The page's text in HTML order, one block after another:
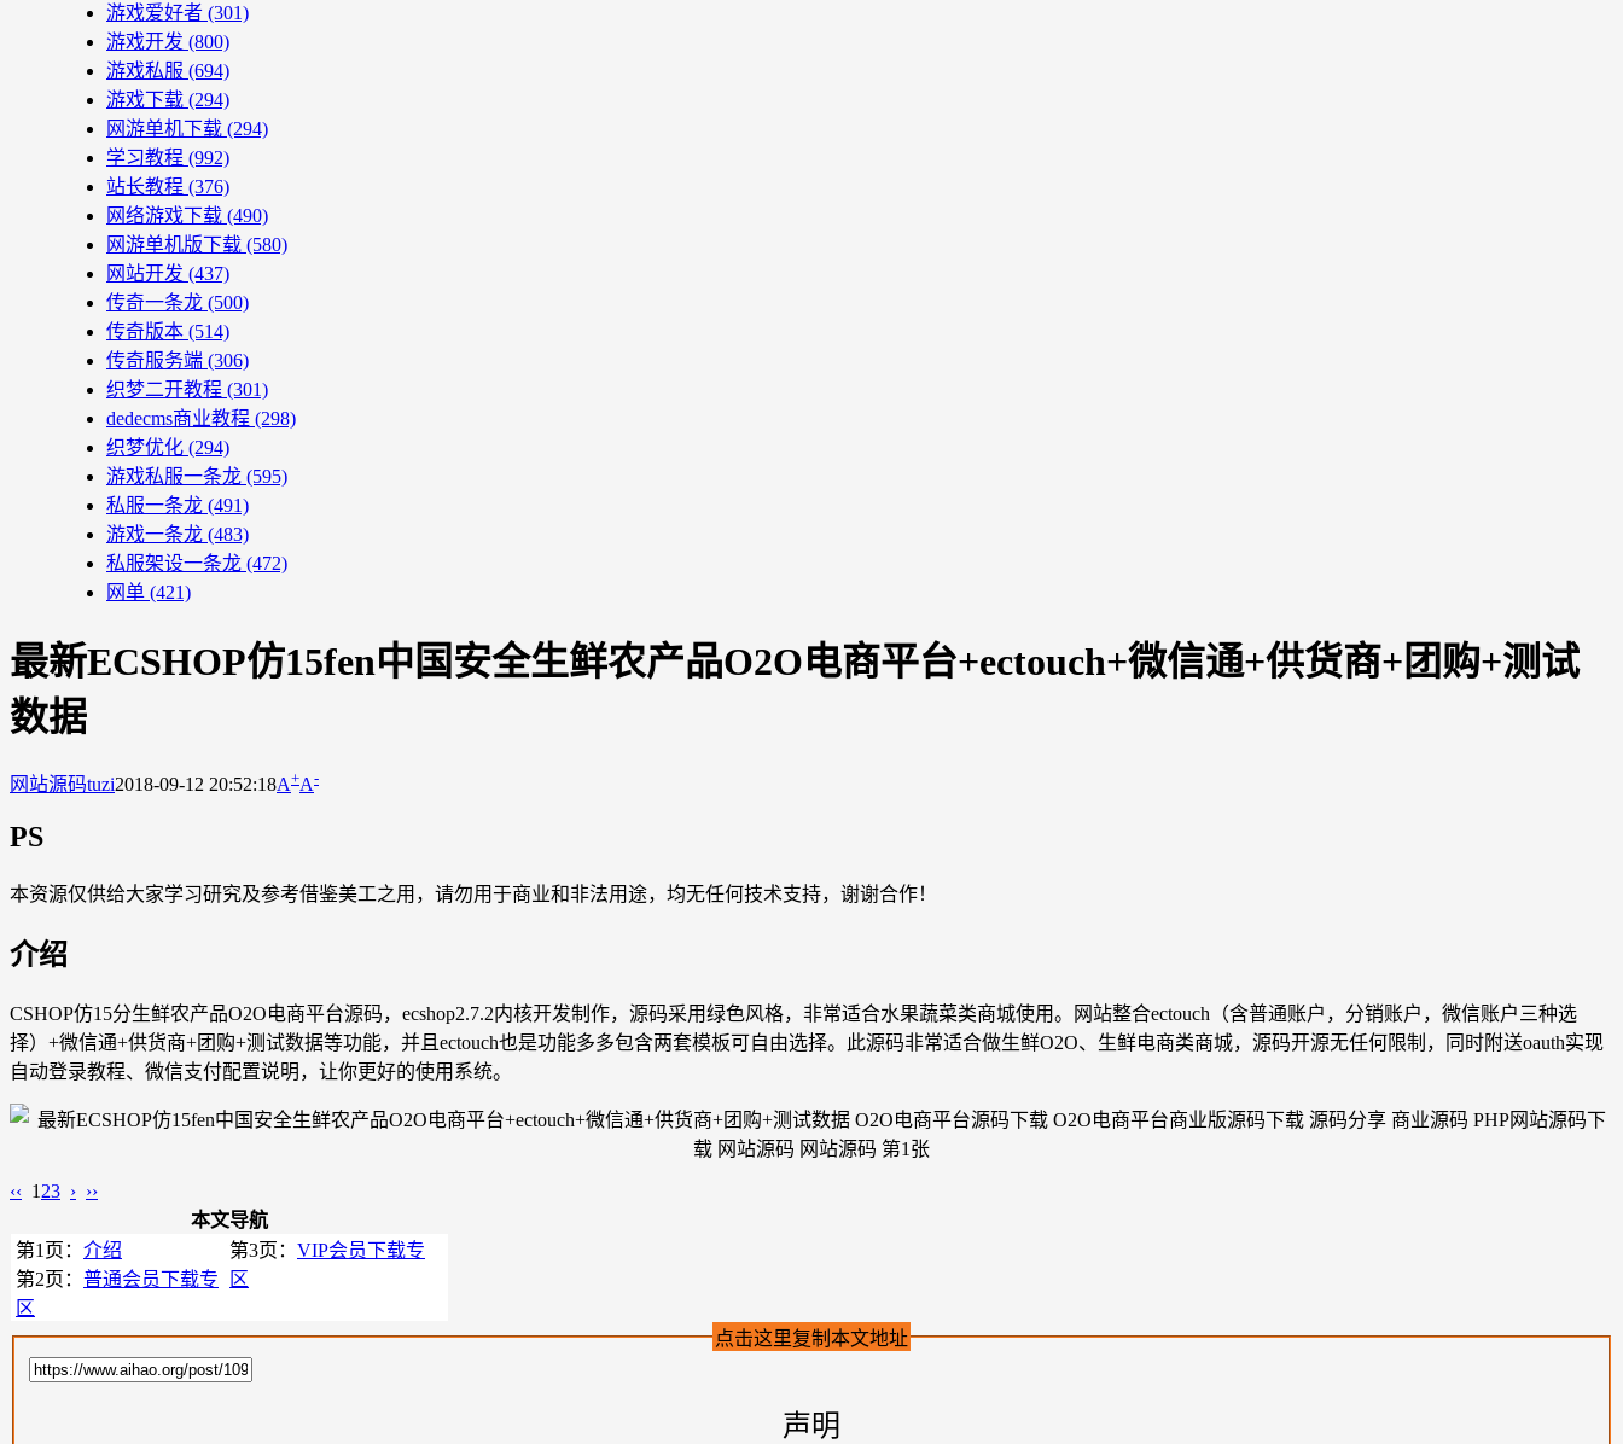
游戏爱好者 (301)
游戏开发 (800)
游戏私服 (694)
游戏下载 (294)
网游单机下载 (294)
学习教程 (992)
站长教程 (376)
网络游戏下载 (490)
网游单机版下载 (580)
网站开发 (437)
传奇一条龙 (500)
传奇版本 (514)
传奇服务端 (306)
织梦二开教程 (301)
dedecms商业教程 (298)
织梦优化 (294)
游戏私服一条龙 (595)
私服一条龙 (491)
游戏一条龙 (483)
私服架设一条龙 (472)
网单 (421)
最新ECSHOP仿15fen中国安全生鲜农产品O2O电商平台+ectouch+微信通+供货商+团购+测试
数据
网站源码tuzi2018-09-12 20:52:18A+A-
PS
本资源仅供给大家学习研究及参考借鉴美工之用，请勿用于商业和非法用途，均无任何技术支持，谢谢合作！
介绍
CSHOP仿15分生鲜农产品O2O电商平台源码，ecshop2.7.2内核开发制作，源码采用绿色风格，非常适合水果蔬菜类商城使用。网站整合ectouch（含普通账户，分销账户，微信账户三种选
择）+微信通+供货商+团购+测试数据等功能，并且ectouch也是功能多多包含两套模板可自由选择。此源码非常适合做生鲜O2O、生鲜电商类商城，源码开源无任何限制，同时附送oauth实现
自动登录教程、微信支付配置说明，让你更好的使用系统。
‹‹ 1 23 › ››
本文导航
第1页： 介绍
第2页： 普通会员下载专
区
第3页： VIP会员下载专
区
点击这里复制本文地址
声明